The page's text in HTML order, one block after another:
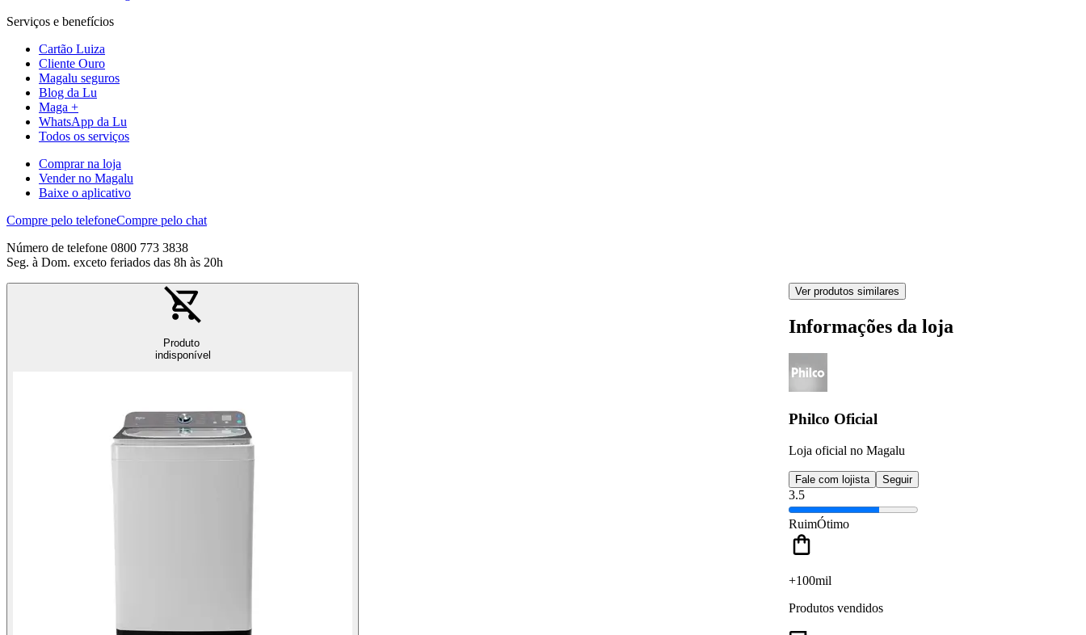
Serviços e benefícios
Cartão Luiza
Cliente Ouro
Magalu seguros
Blog da Lu
Maga +
WhatsApp da Lu
Todos os serviços
Comprar na loja
Vender no Magalu
Baixe o aplicativo
Compre pelo telefoneCompre pelo chat
Número de telefone 0800 773 3838
Seg. à Dom. exceto feriados das 8h às 20h
Produto
indisponível
Ver produtos similares
Informações da loja
Philco Oficial
Loja oficial no Magalu
Fale com lojista Seguir
3.5
RuimÓtimo
+100mil
Produtos vendidos